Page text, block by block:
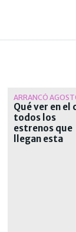
ARRANCÓ
Qué ver en el
todos los
estrenos que
llegan esta